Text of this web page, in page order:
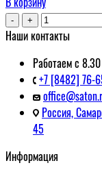
- +
Наши контакты
Работаем с
+7 [8482] 76-
Россия,
45
Информация